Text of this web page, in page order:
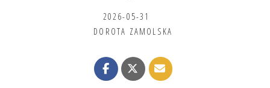
2026-05-31
DOROTA ZAMOLSKA